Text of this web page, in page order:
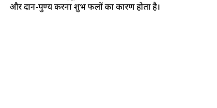
और दान-पुण्य करना शुभ फलों का कारण होता है।​